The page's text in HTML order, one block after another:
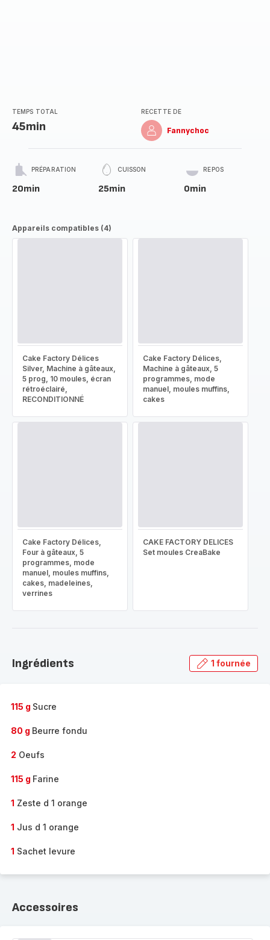
TEMPS TOTAL
45min
RECETTE DE
Fannychoc
PRÉPARATION
20min
CUISSON
25min
REPOS
0min
Appareils compatibles (4)
Cake Factory Délices
Silver, Machine à gâteaux,
5 prog, 10 moules, écran
rétroéclairé,
RECONDITIONNÉ
Cake Factory Délices,
Machine à gâteaux, 5
programmes, mode
manuel, moules muffins,
cakes
Cake Factory Délices,
Four à gâteaux, 5
programmes, mode
manuel, moules muffins,
cakes, madeleines,
verrines
CAKE FACTORY DELICES
Set moules CreaBake
Ingrédients 1 fournée
115 g Sucre
80 g Beurre fondu
2 Oeufs
115 g Farine
1 Zeste d 1 orange
1 Jus d 1 orange
1 Sachet levure
Accessoires